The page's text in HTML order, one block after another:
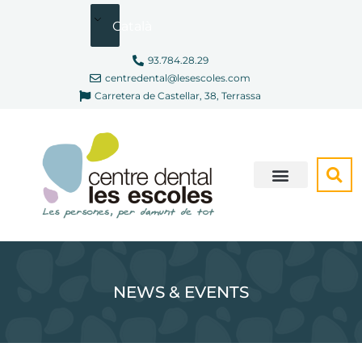
Català
93.784.28.29
centredental@lesescoles.com
Carretera de Castellar, 38, Terrassa
NEWS & EVENTS